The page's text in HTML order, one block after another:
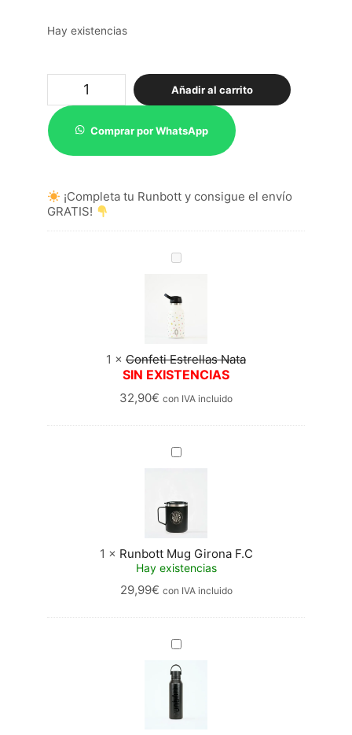
Hay existencias
Personalización
Runbott
cantidad
Añadir al carrito
Comprar por WhatsApp
¡Completa tu Runbott y consigue el envío
GRATIS!
Confeti
1 × Confeti Estrellas Nata
SIN EXISTENCIAS
32,90€ con IVA incluido
Runbott
F.C
1 × Runbott Mug Girona F.C
Hay existencias
29,99€ con IVA incluido
Termo
Mii
60
Iconic
Black